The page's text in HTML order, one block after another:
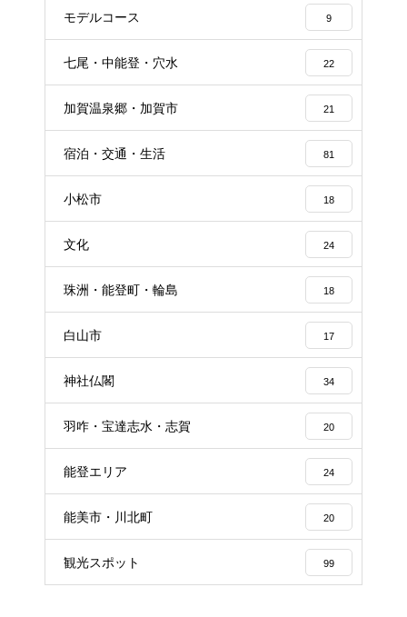
モデルコース 9
七尾・中能登・穴水 22
加賀温泉郷・加賀市 21
宿泊・交通・生活 81
小松市 18
文化 24
珠洲・能登町・輪島 18
白山市 17
神社仏閣 34
羽咋・宝達志水・志賀 20
能登エリア 24
能美市・川北町 20
観光スポット 99